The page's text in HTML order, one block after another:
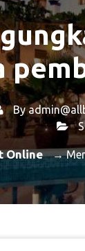
By
Online →